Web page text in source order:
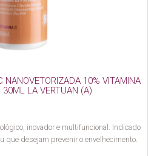
NANOVETORIZADA 10% VITAMINA
30ML LA VERTUAN (A)
inovador e multifuncional. Indicado
que desejam prevenir o envelhecimento.